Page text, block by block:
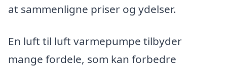
at sammenligne priser og ydelser.
En luft til luft varmepumpe tilbyder
mange fordele, som kan forbedre